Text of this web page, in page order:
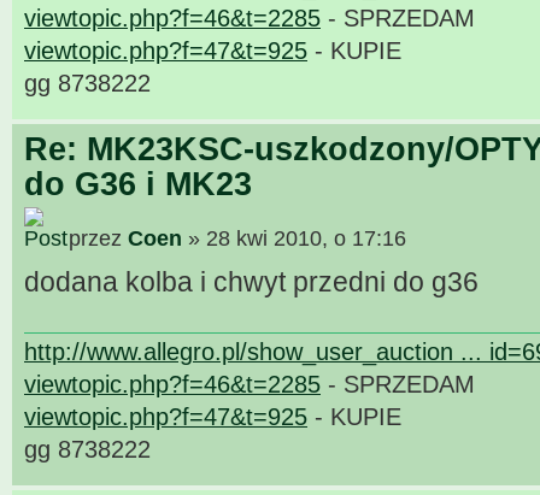
viewtopic.php?f=46&t=2285 - SPRZEDAM
viewtopic.php?f=47&t=925 - KUPIE
gg 8738222
Re: MK23KSC-uszkodzony/
do G36 i MK23
przez Coen » 28 kwi 2010, o 17:16
dodana kolba i chwyt przedni do g36
http://www.allegro.pl/show_user_auction ...
viewtopic.php?f=46&t=2285 - SPRZEDAM
viewtopic.php?f=47&t=925 - KUPIE
gg 8738222